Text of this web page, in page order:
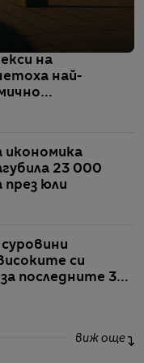
на
най-
април насам
икономика
23 000
юли
си
последните 3
виж още